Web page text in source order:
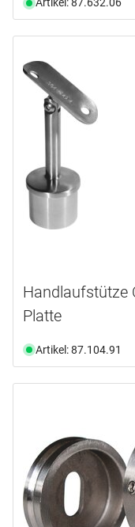
Handlaufstütze
Platte
Artikel: 87.104.91